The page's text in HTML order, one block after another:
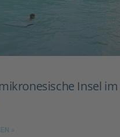
Insel im
»